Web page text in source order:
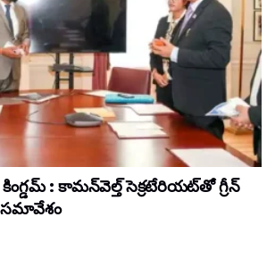
: కామన్‌వెల్త్ సెక్రటేరియట్‌తో గ్రీన్